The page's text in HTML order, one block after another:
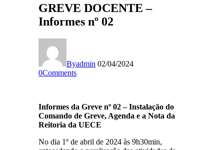
GREVE DOCENTE –
Informes nº 02
Byadmin 02/04/2024
0Comments
Informes da Greve nº 02 – Instalação do
Comando de Greve, Agenda e a Nota da
Reitoria da UECE
No dia 1º de abril de 2024 às 9h30min,